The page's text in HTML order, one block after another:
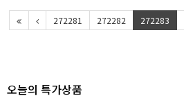
272281 272282 272283
오늘의 특가상품